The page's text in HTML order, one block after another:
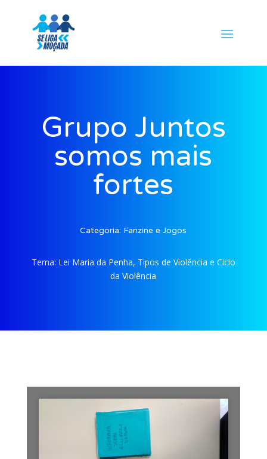
Grupo Juntos
somos mais
fortes
Categoria: Fanzine e Jogos
Tema: Lei Maria da Penha, Tipos de Violência e Ciclo
da Violência